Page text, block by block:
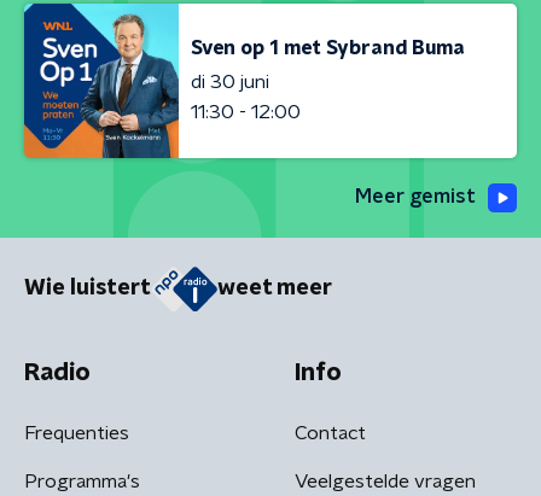
Sven op 1 met Sybrand Buma
di 30 juni
11:30 - 12:00
Meer gemist
Wie luistert weet meer
Radio
Frequenties
Programma's
Info
Contact
Veelgestelde vragen